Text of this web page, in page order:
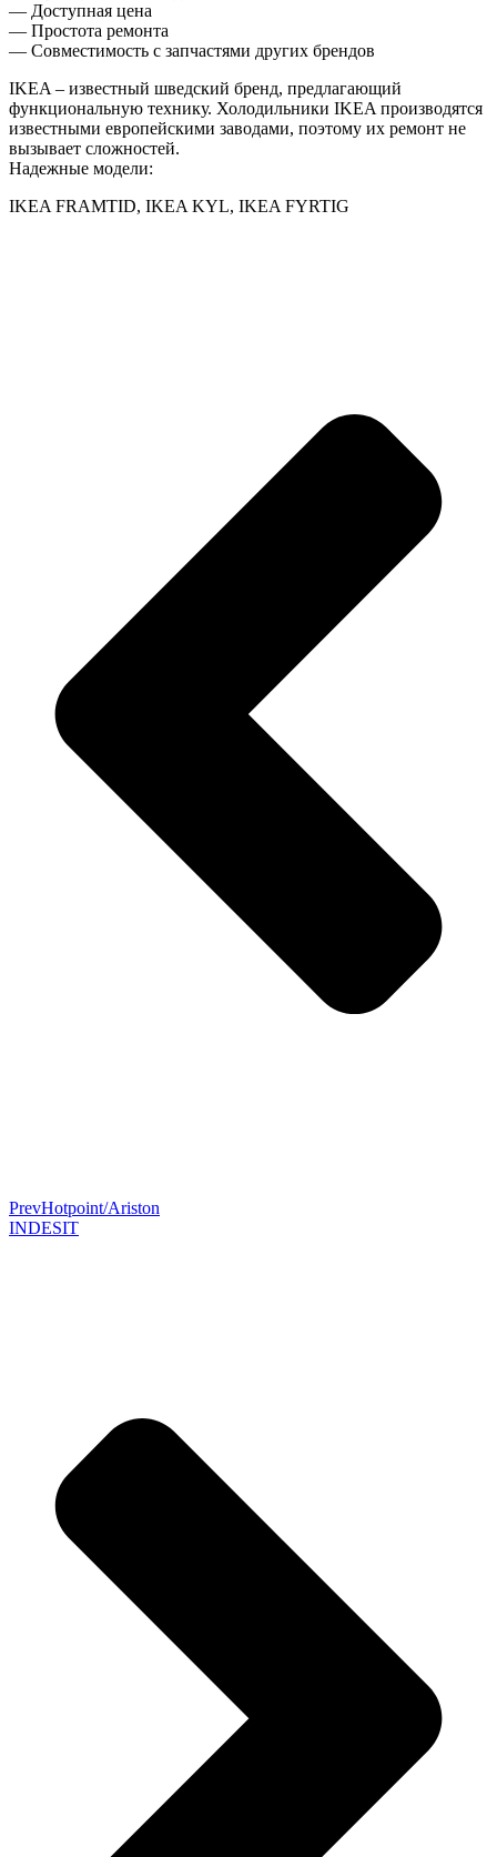
— Доступная цена
— Простота ремонта
— Совместимость с запчастями других брендов
IKEA – известный шведский бренд, предлагающий
функциональную технику. Холодильники IKEA производятся
известными европейскими заводами, поэтому их ремонт не
вызывает сложностей.
Надежные модели:
IKEA FRAMTID, IKEA KYL, IKEA FYRTIG
PrevHotpoint/Ariston
INDESIT